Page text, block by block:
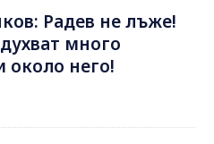
Радев не лъже!
много
около него!